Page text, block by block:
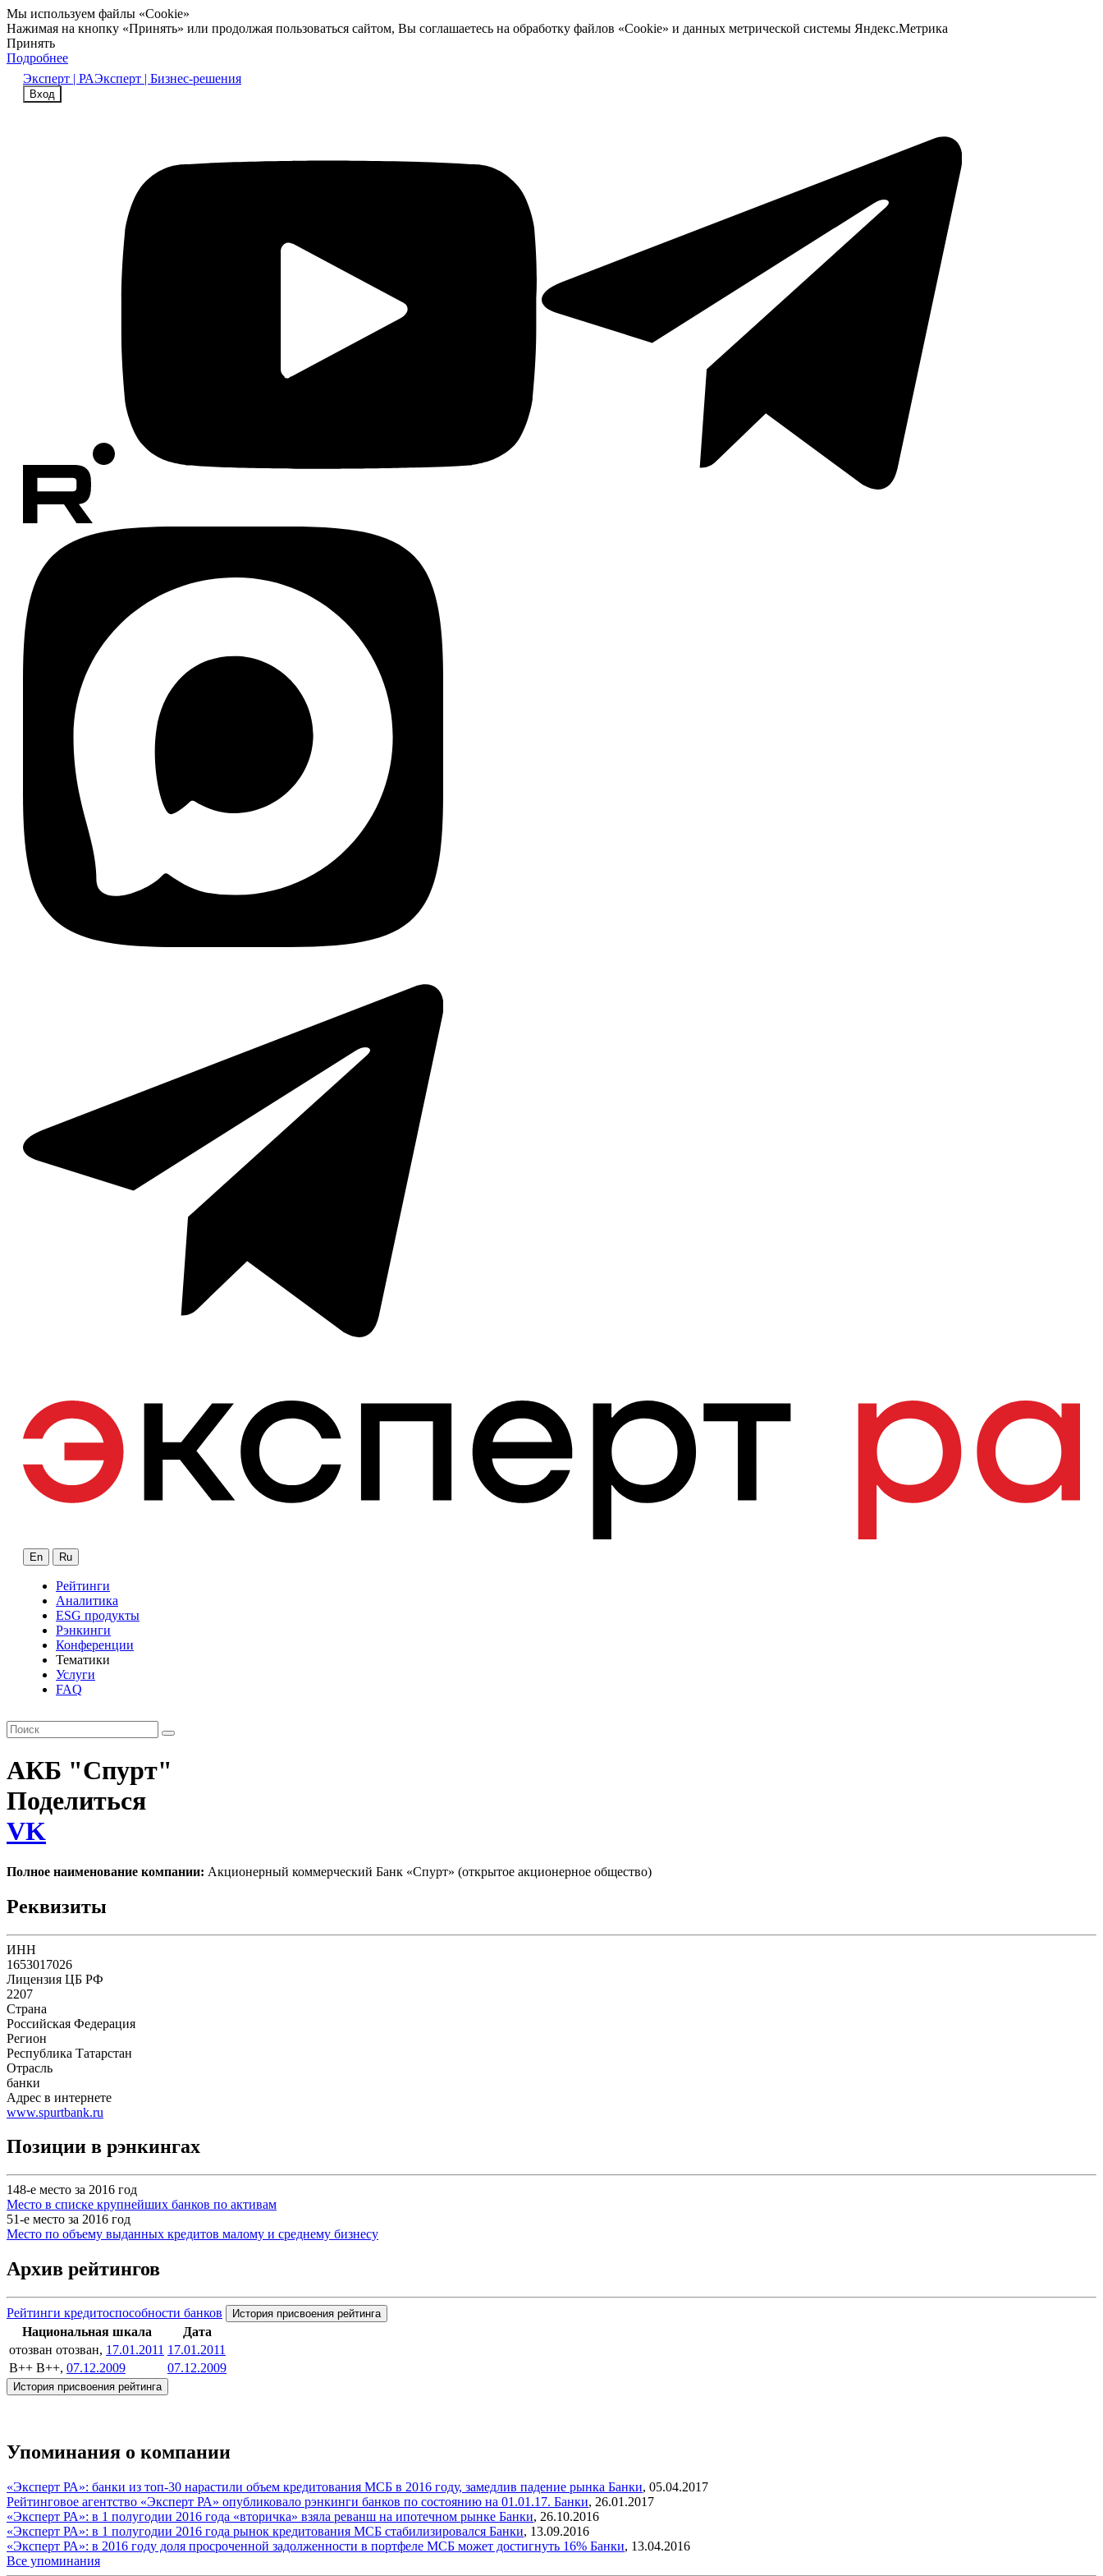
Мы используем файлы «Cookie»
Нажимая на кнопку «Принять» или продолжая пользоваться сайтом, Вы соглашаетесь на обработку файлов «Cookie» и данных метрической системы Яндекс.Метрика
Принять
Подробнее
Эксперт | РАЭксперт | Бизнес-решения
Вход
En Ru
Рейтинги
Аналитика
ESG продукты
Рэнкинги
Конференции
Тематики
Услуги
FAQ
АКБ "Спурт"
Поделиться
VK
Полное наименование компании: Акционерный коммерческий Банк «Спурт» (открытое акционерное общество)
Реквизиты
ИНН
1653017026
Лицензия ЦБ РФ
2207
Страна
Российская Федерация
Регион
Республика Татарстан
Отрасль
банки
Адрес в интернете
www.spurtbank.ru
Позиции в рэнкингах
148-е место за 2016 год
Место в списке крупнейших банков по активам
51-е место за 2016 год
Место по объему выданных кредитов малому и среднему бизнесу
Архив рейтингов
Рейтинги кредитоспособности банков История присвоения рейтинга
Национальная шкала
Дата
отозван отозван, 17.01.2011 17.01.2011
B++ B++, 07.12.2009 07.12.2009
История присвоения рейтинга
Упоминания о компании
«Эксперт РА»: банки из топ-30 нарастили объем кредитования МСБ в 2016 году, замедлив падение рынка Банки, 05.04.2017
Рейтинговое агентство «Эксперт РА» опубликовало рэнкинги банков по состоянию на 01.01.17. Банки, 26.01.2017
«Эксперт РА»: в 1 полугодии 2016 года «вторичка» взяла реванш на ипотечном рынке Банки, 26.10.2016
«Эксперт РА»: в 1 полугодии 2016 года рынок кредитования МСБ стабилизировался Банки, 13.09.2016
«Эксперт РА»: в 2016 году доля просроченной задолженности в портфеле МСБ может достигнуть 16% Банки, 13.04.2016
Все упоминания